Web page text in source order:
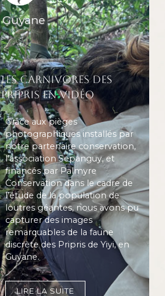
Guyane
Les carnivores des
Pripris en vidéo
Grâce aux pièges
photographiques installés par
notre partenaire conservation,
l’association Sepanguy, et
financés par Palmyre
Conservation dans le cadre de
l’étude de la population de
loutres géantes, nous avons pu
capturer des images
remarquables de la faune
discrète des Pripris de Yiyi, en
Guyane.
LIRE LA SUITE